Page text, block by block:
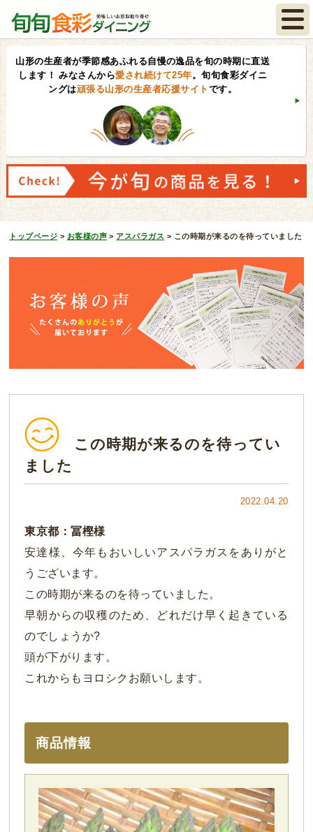
山形の生産者が季節感あふれる自慢の逸品を旬の時期に直送
します！ みなさんから愛され続けて25年。旬旬食彩ダイニ
ングは頑張る山形の生産者応援サイト です。
トップページ > お客様の声 > アスパラガス > この時期が来るのを待っていました
この時期が来るのを待ってい
ました
2022.04.20
東京都：冨樫様
安達様、今年もおいしいアスパラガスをありがと
うございます。
この時期が来るのを待っていました。
早朝からの収穫のため、どれだけ早く起きている
のでしょうか?
頭が下がります。
これからもヨロシクお願いします。
商品情報